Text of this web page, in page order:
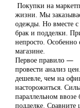
Покупки на
жизни. Мы
одежды. Но вместе с
брак и подделки.
непросто. Особенно
магазине.
Первое правило —
провести анализ
дешевле, чем на
насторожиться.
параллельном ввозе
подделке.